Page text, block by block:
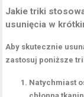
Jakie triki
usunięcia w
Aby skutecznie
zastosuj poniższe
Natychmiast